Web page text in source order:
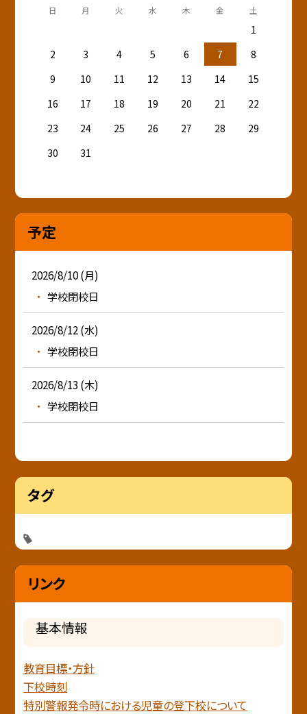
日 月 火 水 木 金 土
1
2
3 4 5 6 7
8
9
10 11 12 13 14
15
16
17 18 19 20 21
22
23
24 25 26 27 28
29
30
31
予定
2026/8/10 (月)
学校閉校日
2026/8/12 (水)
学校閉校日
2026/8/13 (木)
学校閉校日
タグ
リンク
基本情報
教育目標・方針
下校時刻
特別警報発令時における児童の登下校について